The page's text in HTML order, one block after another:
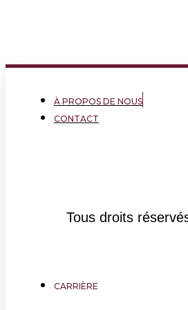
À PROPOS DE NOUS
CONTACT
Tous droits
CARRIÈRE